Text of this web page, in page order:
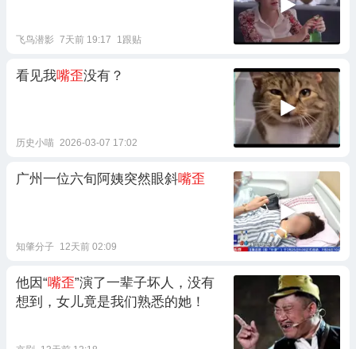
飞鸟潜影 7天前 19:17 1跟贴
看见我嘴歪没有？
历史小喵 2026-03-07 17:02
广州一位六旬阿姨突然眼斜嘴歪
知肇分子 12天前 02:09
他因“嘴歪”演了一辈子坏人，没有
想到，女儿竟是我们熟悉的她！